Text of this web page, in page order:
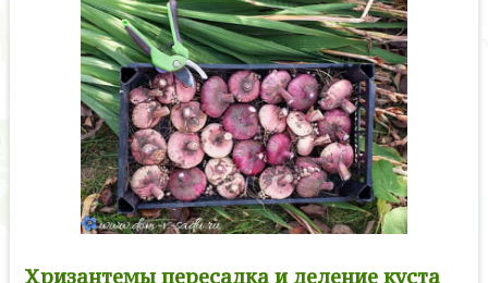
Хризантемы пересадка и деление куста